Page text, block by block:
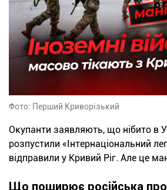
Фото: Перший Криворізький
Окупанти заявляють, що нібито в
розпустили «Інтернаціональний
відправили у Кривий Ріг. Але це
Що поширює російська